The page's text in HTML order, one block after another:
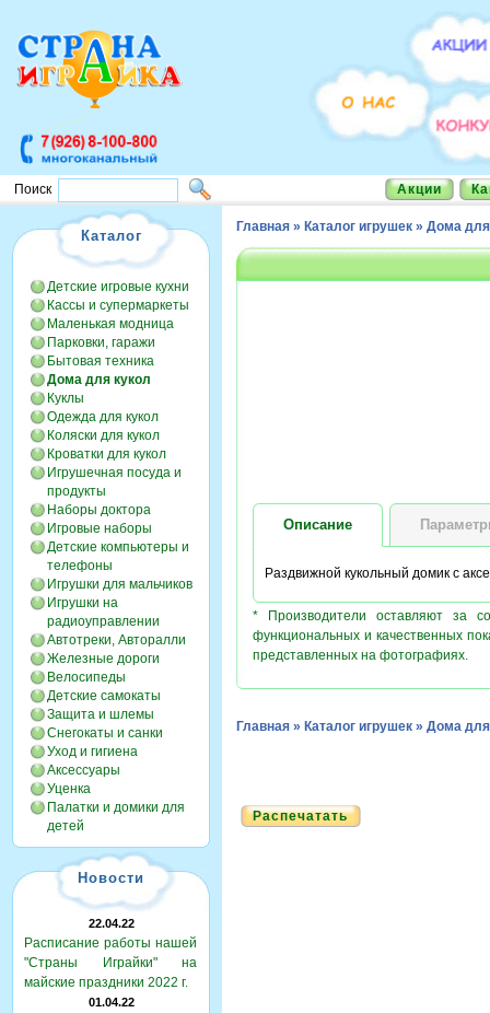
Поиск Акции
Каталог
Детские игровые кухни
Кассы и супермаркеты
Маленькая модница
Парковки, гаражи
Бытовая техника
Дома для кукол
Куклы
Одежда для кукол
Коляски для кукол
Кроватки для кукол
Игрушечная посуда и
продукты
Наборы доктора
Игровые наборы
Детские компьютеры и
телефоны
Игрушки для мальчиков
Игрушки на
радиоуправлении
Автотреки, Авторалли
Железные дороги
Велосипеды
Детские самокаты
Защита и шлемы
Снегокаты и санки
Уход и гигиена
Аксессуары
Уценка
Палатки и домики для
детей
Новости
22.04.22
Расписание работы нашей
"Страны Играйки" на
майские праздники 2022 г.
01.04.22
Главная » Каталог игрушек » Дома для
Описание
Раздвижной кукольный домик с
* Производители оставляют за
функциональных и качественных
представленных на фотографиях.
Главная » Каталог игрушек » Дома для
Распечатать